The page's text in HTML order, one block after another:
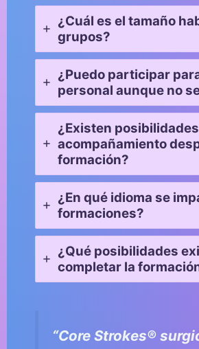
¿Cuál es el tamaño
grupos?
¿Puedo participar
personal aunque no
¿Existen
acompañamiento
formación?
¿En qué idioma se
formaciones?
¿Qué posibilidades
completar la
“Core Strokes®